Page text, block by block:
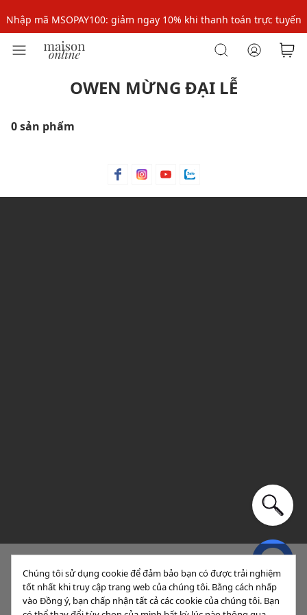
Nhập mã MSOPAY100: giảm ngay 10% khi thanh toán trực tuyến
Nhập mã: MSOXINCHAO - Giảm 10% đơn đầu cho thành viên mới!
Sắp xếp Lọc (1)
OWEN MỪNG ĐẠI LỄ
0 sản phẩm
Chúng tôi sử dụng cookie để đảm bảo bạn có được trải nghiệm
tốt nhất khi truy cập trang web của chúng tôi. Bằng cách nhấp
vào Đồng ý, bạn chấp nhận tất cả các cookie của chúng tôi. Bạn